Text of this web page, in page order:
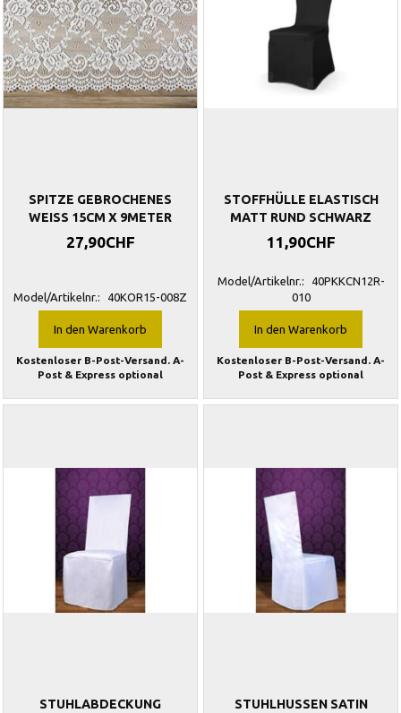
SPITZE GEBROCHENES
WEISS 15CM X 9METER
27,90CHF
Model/Artikelnr.: 40KOR15-008Z
In den Warenkorb
Kostenloser B-Post-Versand. A-
Post & Express optional
STOFFHÜLLE ELASTISCH
MATT RUND SCHWARZ
11,90CHF
Model/Artikelnr.:
40PKKCN12R-
010
In den Warenkorb
Kostenloser B-Post-Versand. A-
Post & Express optional
STUHLABDECKUNG
STUHLHUSSEN SATIN